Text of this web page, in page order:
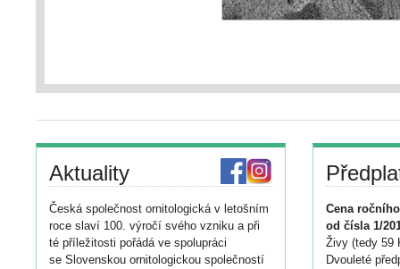
Aktuality
Česká společnost ornitologická v letošním
roce slaví 100. výročí svého vzniku a při
té příležitosti pořádá ve spolupráci
se Slovenskou ornitologickou společností
Cena
od čísla 1/
Živy (tedy 59
Dvouleté